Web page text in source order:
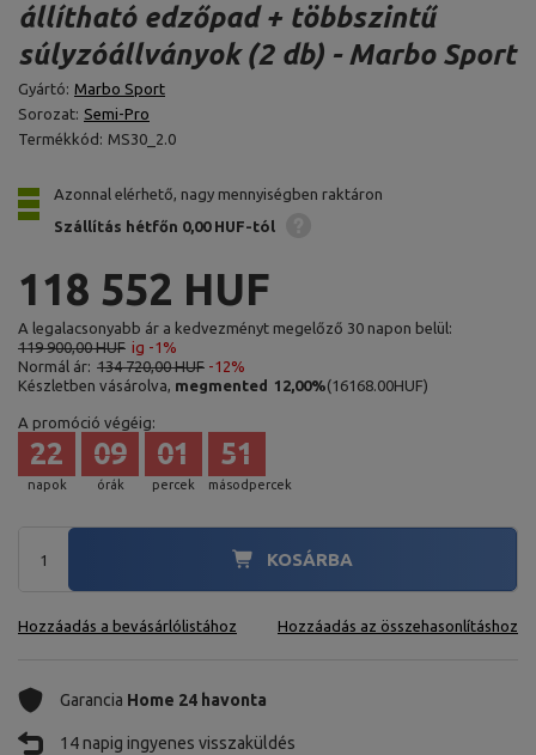
állítható edzőpad + többszintű
súlyzóállványok (2 db) - Marbo Sport
Gyártó: Marbo Sport
Sorozat: Semi-Pro
Termékkód: MS30_2.0
Azonnal elérhető, nagy mennyiségben raktáron
Szállítás hétfőn 0,00 HUF-tól
118 552 HUF
A legalacsonyabb ár a kedvezményt megelőző 30 napon belül:
119 900,00 HUF ig -1%
Normál ár: 134 720,00 HUF -12%
Készletben vásárolva, megmented 12,00%(16168.00HUF)
A promóció végéig:
napok
22
órák
09
percek
01
másodpercek
49
KOSÁRBA
Hozzáadás a bevásárlólistához Hozzáadás az összehasonlításhoz
Garancia Home 24 havonta
14 napig ingyenes visszaküldés